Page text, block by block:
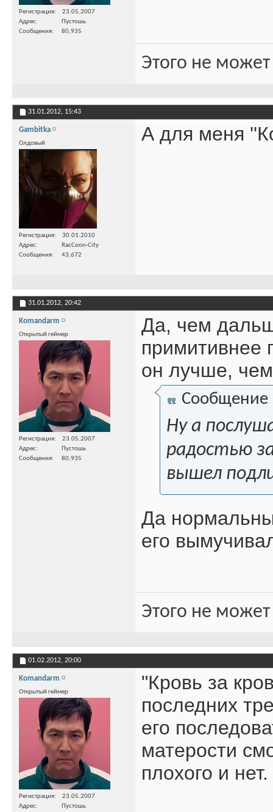
Регистрация
23.05.2007
Адрес
Пустошь
Сообщения
80,935
Этого не
31.01.2012, 15:43
Gambitka
Олдовый
Регистрация
30.01.2010
Адрес
RacCoon-City
Сообщения
43,672
А для меня
31.01.2012, 20:42
Komandarm
Открытый геймер
Регистрация
23.05.2007
Адрес
Пустошь
Сообщения
80,935
Да, чем
примитивнее
он лучше,
Сообщение
Ну а
радостью
вышел
Да
его
Этого не
01.02.2012, 20:00
Komandarm
Открытый геймер
Регистрация
23.05.2007
Адрес
Пустошь
"Кровь за
последних
его
матерости
плохого и нет.